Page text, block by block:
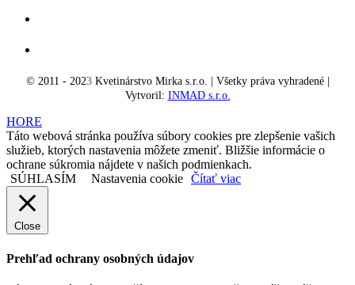
© 2011 - 2023Kvetinárstvo Mirka s.r.o. | Všetky práva vyhradené |
Vytvoril: INMAD s.r.o.
HORE
Táto webová stránka používa súbory cookies pre zlepšenie vašich
služieb, ktorých nastavenia môžete zmeniť. Bližšie informácie o
ochrane súkromia nájdete v našich podmienkach.
SÚHLASÍM
Nastavenia cookie Čítať viac
Close
Prehľad ochrany osobných údajov